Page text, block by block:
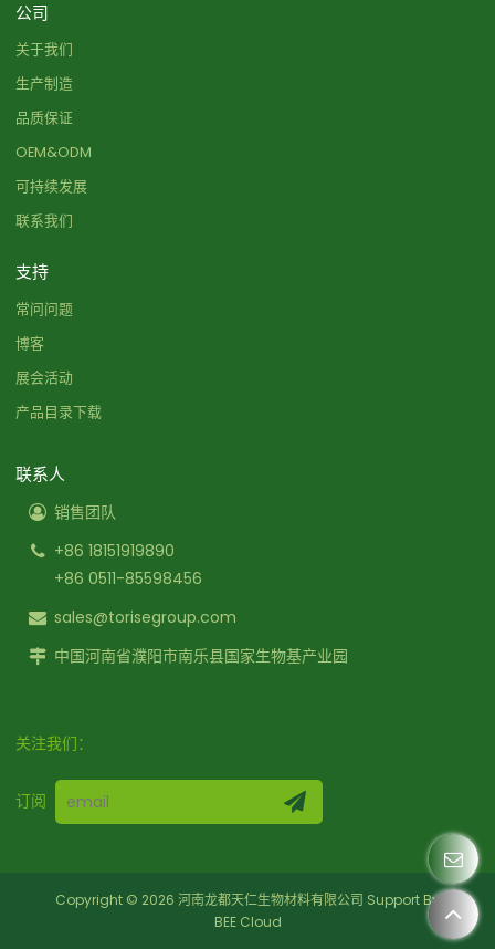
公司
关于我们
生产制造
品质保证
OEM&ODM
可持续发展
联系我们
支持
常问问题
博客
展会活动
产品目录下载
联系人
销售团队
+86 18151919890
+86 0511-85598456
sales@torisegroup.com
中国河南省濮阳市南乐县国家生物基产业园
关注我们：
订阅
Copyright © 2026 河南龙都天仁生物材料有限公司 Support By
BEE Cloud